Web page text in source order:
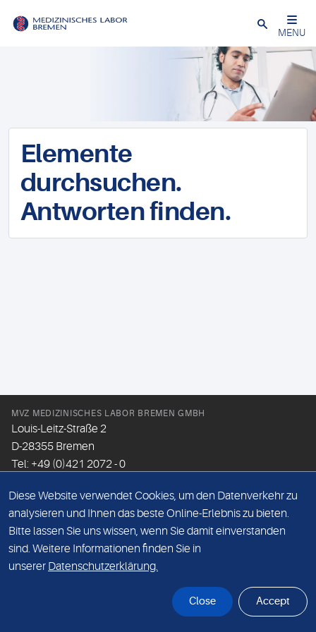
Schließen
MENU
Elemente
durchsuchen.
Antworten finden.
MVZ MEDIZINISCHES LABOR BREMEN GMBH
Louis-Leitz-Straße 2
D-28355 Bremen
Tel: +49 (0)421 2072 - 0
Email:info@mlhb.de
DATENSCHUTZ
IMPRESSUM
Diese Website verwendet Cookies, um den Datenverkehr zu
analysieren und Ihnen das beste Online-Erlebnis zu bieten.
Bitte lassen Sie uns wissen, wenn Sie damit einverstanden
sind. Weitere Informationen finden Sie in
unserer Datenschutzerklärung.
Close Accept